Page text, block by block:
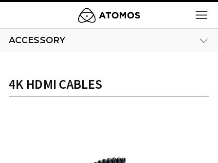
ACCESSORY
4K HDMI CABLES